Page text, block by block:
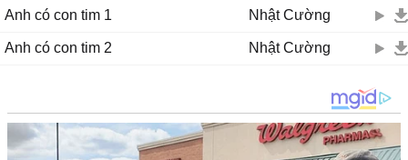
Anh có con tim 1 Nhật Cường
Anh có con tim 2 Nhật Cường